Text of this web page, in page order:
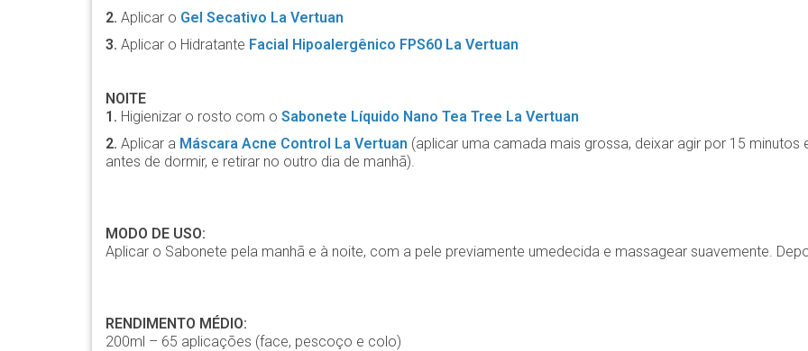
2. Aplicar o Gel Secativo La Vertuan
3. Aplicar o Hidratante Facial Hipoalergênico FPS60 La Vertuan
NOITE
1. Higienizar o rosto com o Sabonete Líquido Nano Tea Tree La Vertuan
2. Aplicar a Máscara Acne Control La Vertuan (aplicar uma camada mais grossa, deixar agir por 15
antes de dormir, e retirar no outro dia de manhã).
MODO DE USO:
Aplicar o Sabonete pela manhã e à noite, com a pele previamente umedecida e massagear suavemente.
RENDIMENTO MÉDIO:
200ml – 65 aplicações (face, pescoço e colo)